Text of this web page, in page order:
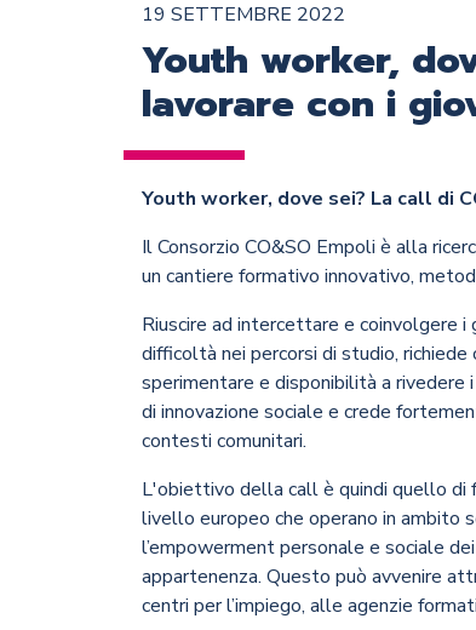
19 SETTEMBRE 2022
Youth worker,
lavorare con i
Youth worker, dove sei? La call di
Il Consorzio CO&SO Empoli è alla
un cantiere formativo innovativo,
Riuscire ad intercettare e coinvolgere i
difficoltà nei percorsi di studio,
sperimentare e disponibilità a rivedere
di innovazione sociale e crede
contesti comunitari.
L'obiettivo della call è quindi quello di
livello europeo che operano in ambito
l’empowerment personale e sociale
appartenenza. Questo può avvenire
centri per l’impiego, alle agenzie